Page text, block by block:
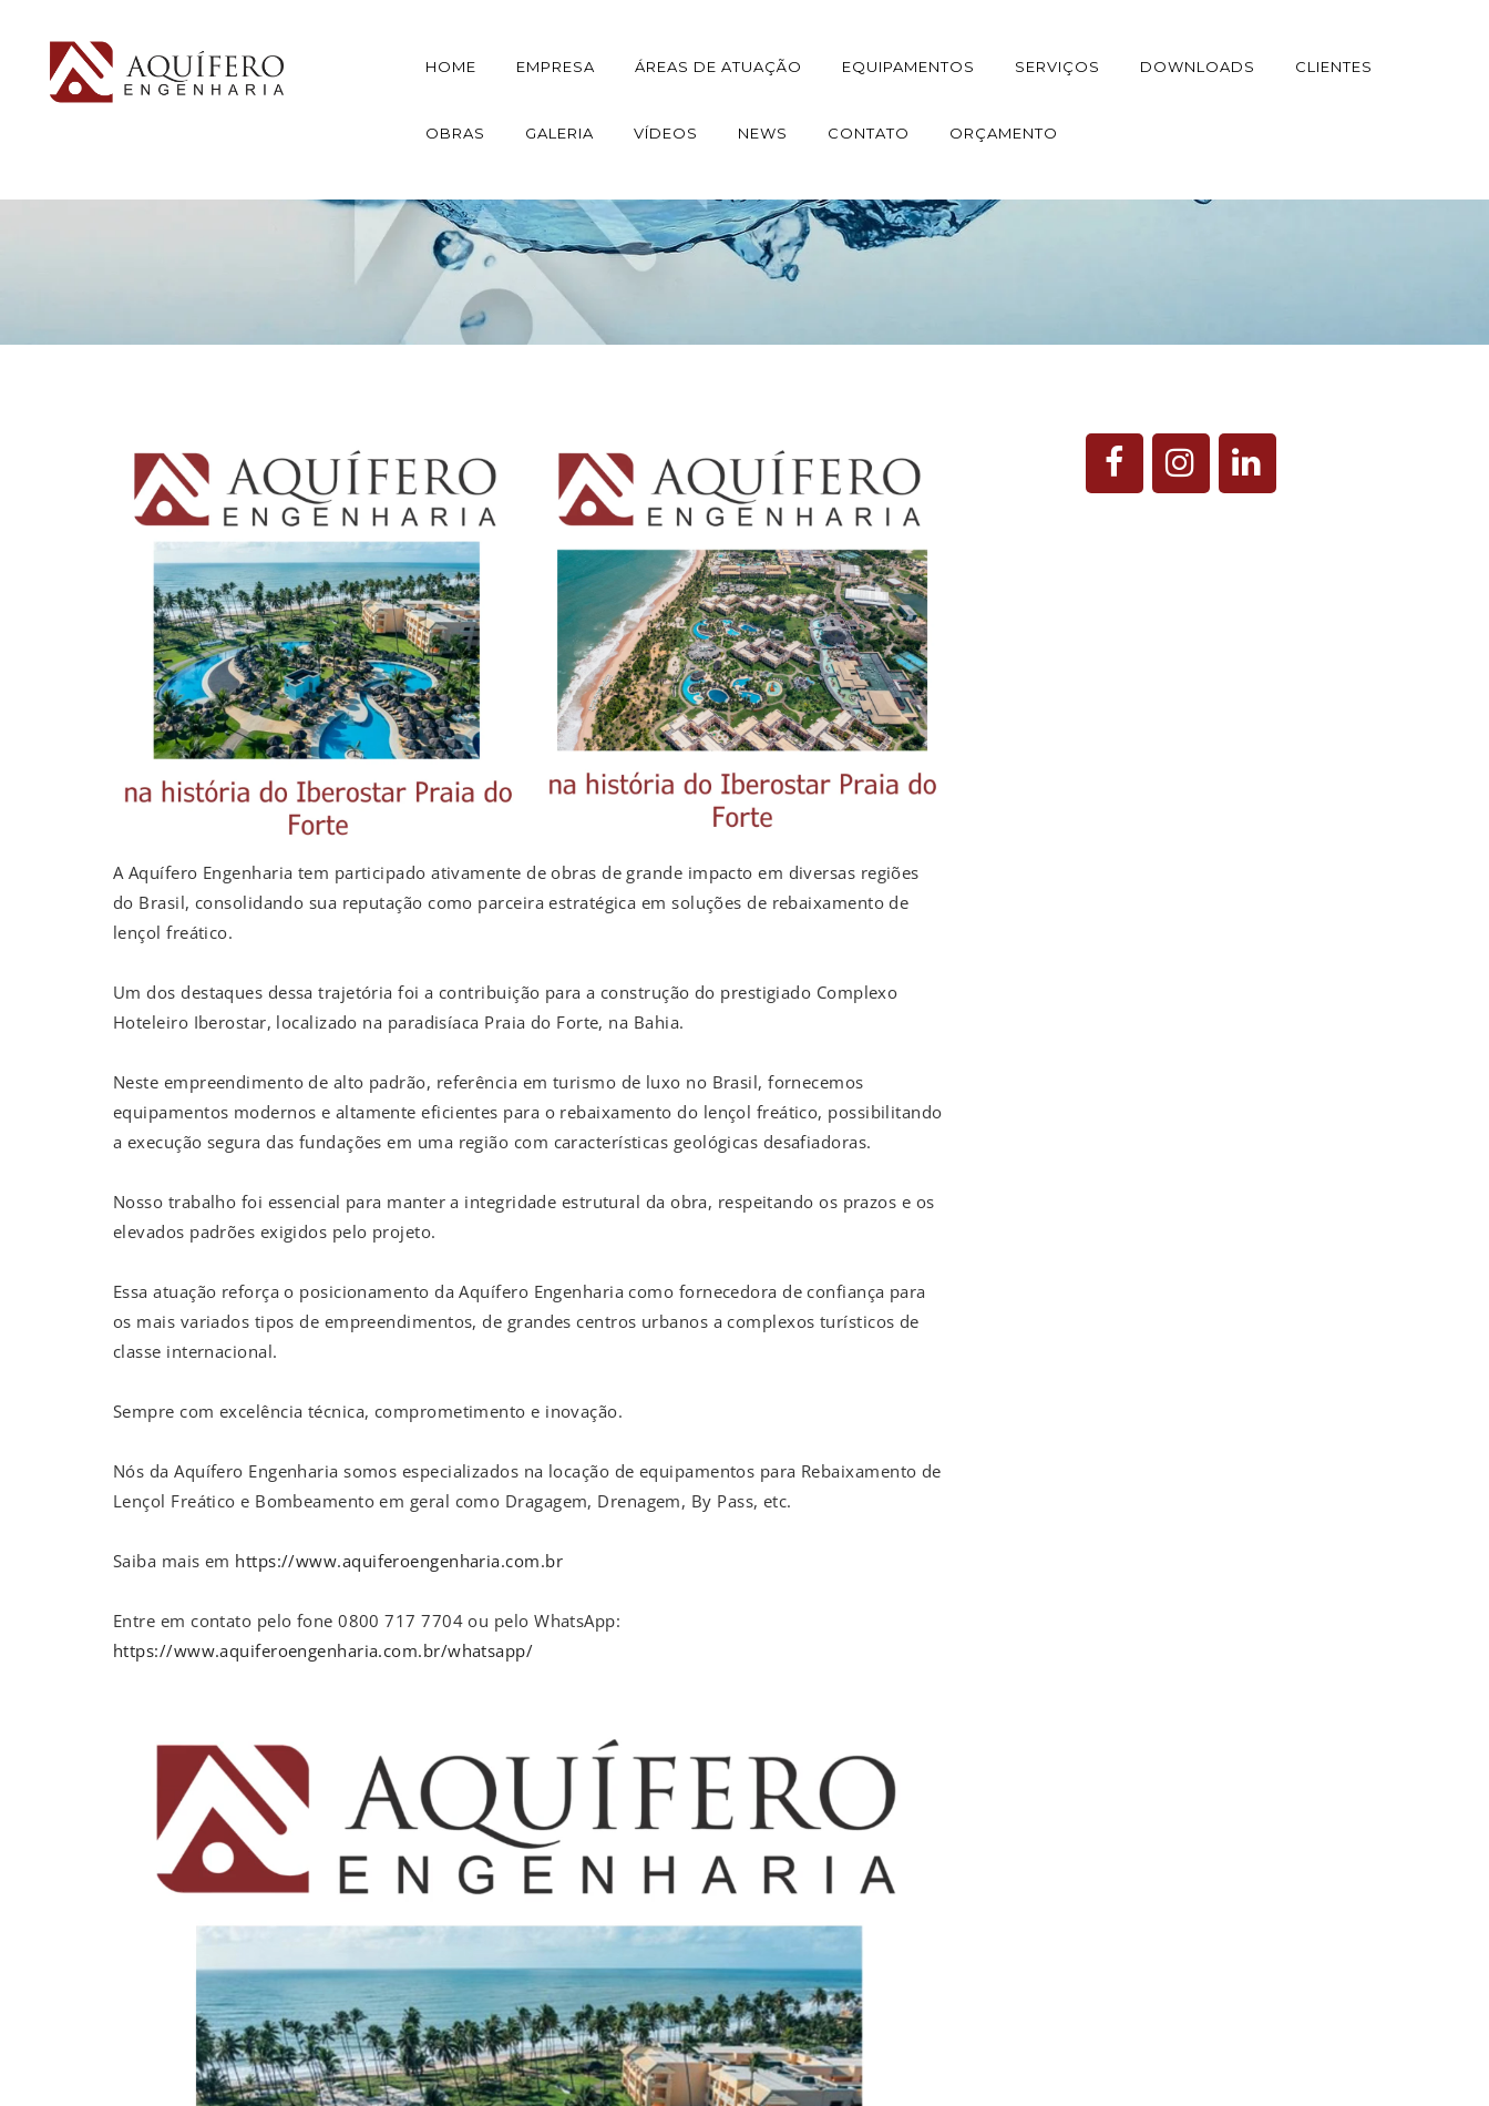
HOME EMPRESA ÁREAS DE ATUAÇÃO EQUIPAMENTOS SERVIÇOS DOWNLOADS CLIENTES
OBRAS GALERIA VÍDEOS NEWS CONTATO ORÇAMENTO
A Aquífero Engenharia tem participado ativamente de obras de grande impacto em diversas regiões
do Brasil, consolidando sua reputação como parceira estratégica em soluções de rebaixamento de
lençol freático.
Um dos destaques dessa trajetória foi a contribuição para a construção do prestigiado Complexo
Hoteleiro Iberostar, localizado na paradisíaca Praia do Forte, na Bahia.
Neste empreendimento de alto padrão, referência em turismo de luxo no Brasil, fornecemos
equipamentos modernos e altamente eficientes para o rebaixamento do lençol freático, possibilitando
a execução segura das fundações em uma região com características geológicas desafiadoras.
Nosso trabalho foi essencial para manter a integridade estrutural da obra, respeitando os prazos e os
elevados padrões exigidos pelo projeto.
Essa atuação reforça o posicionamento da Aquífero Engenharia como fornecedora de confiança para
os mais variados tipos de empreendimentos, de grandes centros urbanos a complexos turísticos de
classe internacional.
Sempre com excelência técnica, comprometimento e inovação.
Nós da Aquífero Engenharia somos especializados na locação de equipamentos para Rebaixamento de
Lençol Freático e Bombeamento em geral como Dragagem, Drenagem, By Pass, etc.
Saiba mais em https://www.aquiferoengenharia.com.br
Entre em contato pelo fone 0800 717 7704 ou pelo WhatsApp:
https://www.aquiferoengenharia.com.br/whatsapp/